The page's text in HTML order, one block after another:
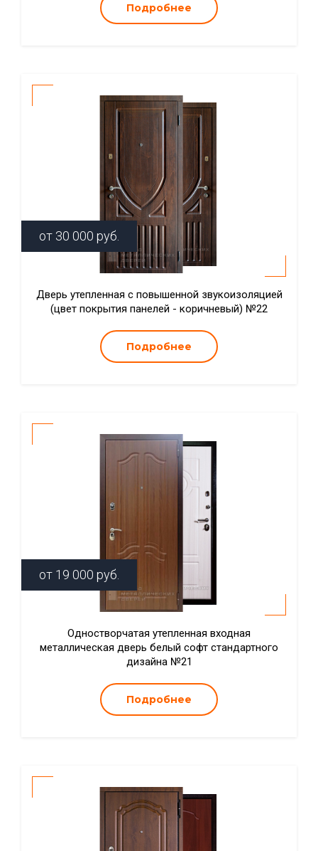
Подробнее
от 30 000 руб.
Дверь утепленная с повышенной звукоизоляцией
(цвет покрытия панелей - коричневый) №22
Подробнее
от 19 000 руб.
Одностворчатая утепленная входная
металлическая дверь белый софт стандартного
дизайна №21
Подробнее